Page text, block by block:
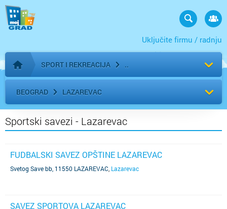
Uključite firmu / radnju
Početna stranica
SPORT I REKREACIJA
BEOGRAD LAZAREVAC
Sportski savezi - Lazarevac
FUDBALSKI SAVEZ OPŠTINE LAZAREVAC
Svetog Save bb, 11550 LAZAREVAC Lazarevac
SAVEZ SPORTOVA LAZAREVAC